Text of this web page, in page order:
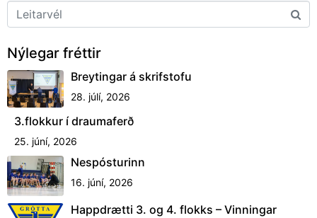
Nýlegar fréttir
Breytingar á skrifstofu
28. júlí, 2026
3.flokkur í draumaferð
25. júní, 2026
Nespósturinn
16. júní, 2026
Happdrætti 3. og 4. flokks – Vinningar